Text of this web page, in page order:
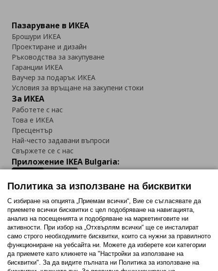
Пазаруване в ИКЕА
Брошури ИКЕА
Проектиране и дизайн
Ръководства за закупуване
Гаранции ИКЕА
Ваучер за подарък ИКЕА
Условия за връщане на закупени стоки
За ИКЕА
Работете с нас
Това е ИКЕА
Пресцентър
Най-често задавани въпроси
Свържете се с нас
Приложение IKEA Bulgaria:
Последвайте ни:
FacebookTwitterYoutubePinterestInstagram
Политика за използване на бисквитки
С избиране на опцията „Приемам всички“, Вие се съгласявате да
приемете всички бисквитки с цел подобряване на навигацията,
анализ на посещенията и подобряване на маркетинговите ни
активности. При избор на „Отхвърлям всички“ ще се инсталират
само строго необходимитe бисквитки, които са нужни за правилното
функциониране на уебсайта ни. Можете да изберете кои категории
да приемете като кликнете на "Настройки за използване на
бисквитки". За да видите пълната ни Политика за използване на